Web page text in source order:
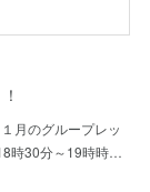
月のグループレッ
時30分～19時時…